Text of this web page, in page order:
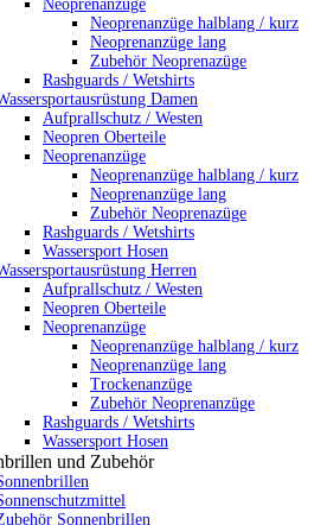
Neoprenanzüge
Neoprenanzüge halblang / kurz
Neoprenanzüge lang
Zubehör Neoprenazüge
Rashguards / Wetshirts
Damen
Aufprallschutz / Westen
Neopren Oberteile
Neoprenanzüge
Neoprenanzüge halblang / kurz
Neoprenanzüge lang
Zubehör Neoprenazüge
Rashguards / Wetshirts
Wassersport Hosen
Herren
Aufprallschutz / Westen
Neopren Oberteile
Neoprenanzüge
Neoprenanzüge halblang / kurz
Neoprenanzüge lang
Trockenanzüge
Zubehör Neoprenanzüge
Rashguards / Wetshirts
Wassersport Hosen
und Zubehör
Sonnenbrillen